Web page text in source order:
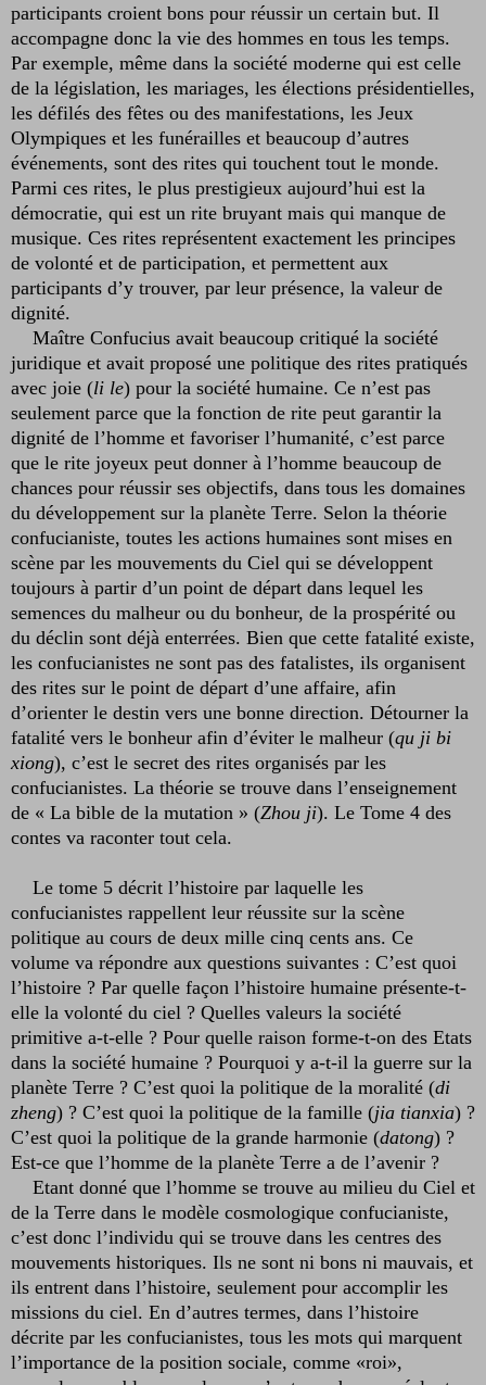
participants croient bons pour réussir un certain but. Il
accompagne donc la vie des hommes en tous les temps.
Par exemple, même dans la société moderne qui est celle
de la législation, les mariages, les élections présidentielles,
les défilés des fêtes ou des manifestations, les Jeux
Olympiques et les funérailles et beaucoup d’autres
événements, sont des rites qui touchent tout le monde.
Parmi ces rites, le plus prestigieux aujourd’hui est la
démocratie, qui est un rite bruyant mais qui manque de
musique. Ces rites représentent exactement les principes
de volonté et de participation, et permettent aux
participants d’y trouver, par leur présence, la valeur de
dignité.
Maître Confucius avait beaucoup critiqué la société
juridique et avait proposé une politique des rites pratiqués
avec joie (li le) pour la société humaine. Ce n’est pas
seulement parce que la fonction de rite peut garantir la
dignité de l’homme et favoriser l’humanité, c’est parce
que le rite joyeux peut donner à l’homme beaucoup de
chances pour réussir ses objectifs, dans tous les domaines
du développement sur la planète Terre. Selon la théorie
confucianiste, toutes les actions humaines sont mises en
scène par les mouvements du Ciel qui se développent
toujours à partir d’un point de départ dans lequel les
semences du malheur ou du bonheur, de la prospérité ou
du déclin sont déjà enterrées. Bien que cette fatalité existe,
les confucianistes ne sont pas des fatalistes, ils organisent
des rites sur le point de départ d’une affaire, afin
d’orienter le destin vers une bonne direction. Détourner la
fatalité vers le bonheur afin d’éviter le malheur (qu ji bi
xiong), c’est le secret des rites organisés par les
confucianistes. La théorie se trouve dans l’enseignement
de « La bible de la mutation » (Zhou ji). Le Tome 4 des
contes va raconter tout cela.
Le tome 5 décrit l’histoire par laquelle les
confucianistes rappellent leur réussite sur la scène
politique au cours de deux mille cinq cents ans. Ce
volume va répondre aux questions suivantes : C’est quoi
l’histoire ? Par quelle façon l’histoire humaine présente-t-
elle la volonté du ciel ? Quelles valeurs la société
primitive a-t-elle ? Pour quelle raison forme-t-on des Etats
dans la société humaine ? Pourquoi y a-t-il la guerre sur la
planète Terre ? C’est quoi la politique de la moralité (di
zheng) ? C’est quoi la politique de la famille (jia tianxia) ?
C’est quoi la politique de la grande harmonie (datong) ?
Est-ce que l’homme de la planète Terre a de l’avenir ?
Etant donné que l’homme se trouve au milieu du Ciel et
de la Terre dans le modèle cosmologique confucianiste,
c’est donc l’individu qui se trouve dans les centres des
mouvements historiques. Ils ne sont ni bons ni mauvais, et
ils entrent dans l’histoire, seulement pour accomplir les
missions du ciel. En d’autres termes, dans l’histoire
décrite par les confucianistes, tous les mots qui marquent
l’importance de la position sociale, comme «roi»,